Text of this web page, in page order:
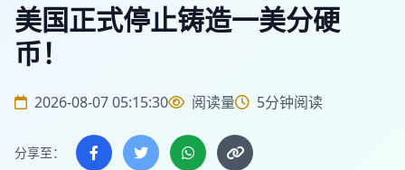
美国正式停止铸造一美分硬
币！
2026-08-07 05:15:30 阅读量 5分钟阅读
分享至：